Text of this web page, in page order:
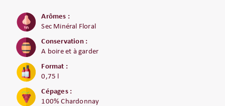
Arômes :
Sec Minéral Floral
Conservation :
A boire et à garder
Format :
0,75 l
Cépages :
100% Chardonnay